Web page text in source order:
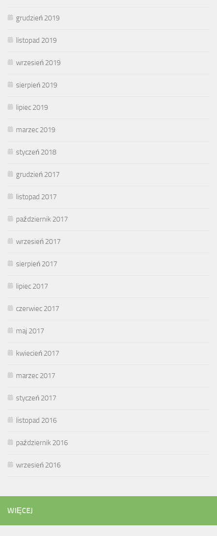
grudzień 2019
listopad 2019
wrzesień 2019
sierpień 2019
lipiec 2019
marzec 2019
styczeń 2018
grudzień 2017
listopad 2017
październik 2017
wrzesień 2017
sierpień 2017
lipiec 2017
czerwiec 2017
maj 2017
kwiecień 2017
marzec 2017
styczeń 2017
listopad 2016
październik 2016
wrzesień 2016
WIĘCEJ